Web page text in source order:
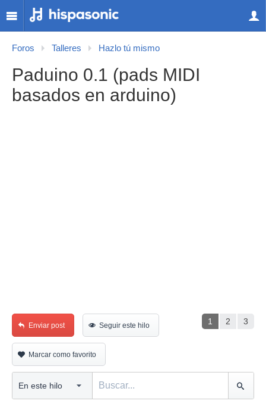
Foros Talleres Hazlo tú mismo
Paduino 0.1 (pads MIDI
basados en arduino)
1 2 3
Enviar post Seguir este hilo
Marcar como favorito